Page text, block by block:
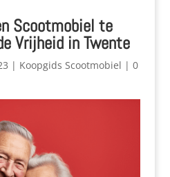
Scootmobiel te
Vrijheid in Twente
| Koopgids Scootmobiel | 0